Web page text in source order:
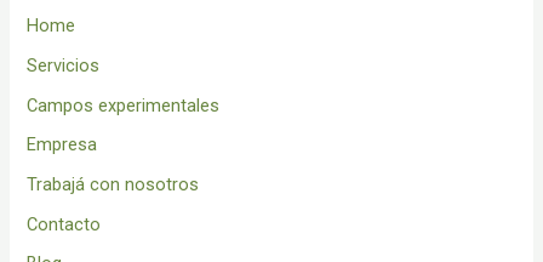
Home
Servicios
Campos experimentales
Empresa
Trabajá con nosotros
Contacto